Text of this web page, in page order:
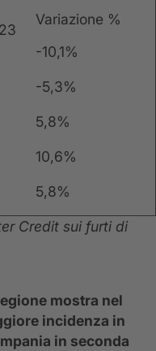
Variazione %
-10,1%
-5,3%
5,8%
10,6%
5,8%
Credit sui furti di
mostra nel
incidenza in
in seconda